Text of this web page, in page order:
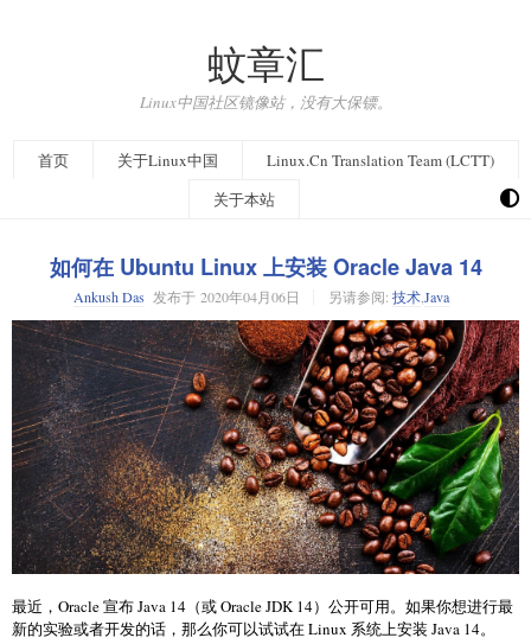
蚊章汇
Linux中国社区镜像站，没有大保镖。
首页 关于Linux中国
Linux.Cn Translation Team (LCTT)
关于本站
如何在 Ubuntu Linux 上安装 Oracle Java 14
Ankush Das 发布于 2020年04月06日 另请参阅: 技术,Java
最近，Oracle 宣布 Java 14（或 Oracle JDK 14）公开可用。如果你想进行最
新的实验或者开发的话，那么你可以试试在 Linux 系统上安装 Java 14。